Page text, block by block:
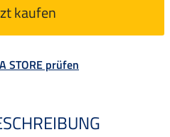
kaufen
STORE prüfen